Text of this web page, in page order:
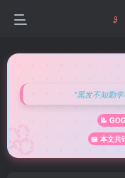
"黑发不知勤
📝
📖 本文共